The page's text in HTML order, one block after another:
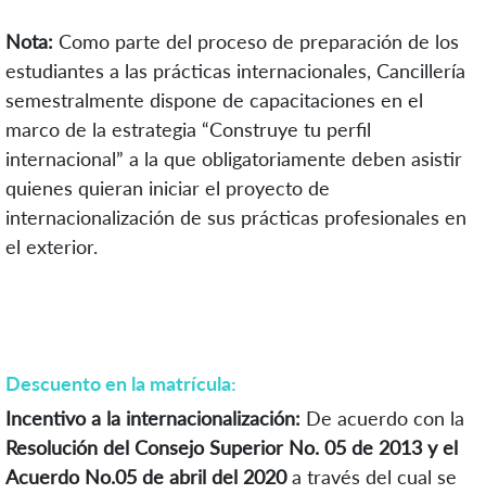
Nota: Como parte del proceso de preparación de los
estudiantes a las prácticas internacionales, Cancillería
semestralmente dispone de capacitaciones en el
marco de la estrategia “Construye tu perfil
internacional” a la que obligatoriamente deben asistir
quienes quieran iniciar el proyecto de
internacionalización de sus prácticas profesionales en
el exterior.
Descuento en la matrícula:
Incentivo a la internacionalización: De acuerdo con la
Resolución del Consejo Superior No. 05 de 2013 y el
Acuerdo No.05 de abril del 2020a través del cual se